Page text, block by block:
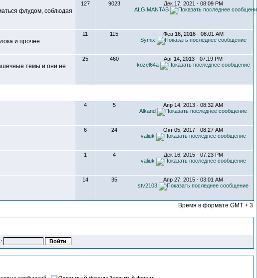
флудом, соблюдая
127 9023
Дек 17, 2021 - 08:09 PM
ALGIMANTAS
и прочее...
11 115
Фев 16, 2016 - 08:01 AM
Symix
темы и они не
25 460
Авг 14, 2013 - 07:19 PM
kozel64a
4 5
Апр 14, 2013 - 08:32 AM
Alkand
6 24
Окт 05, 2017 - 08:27 AM
valiuk
1 4
Дек 16, 2015 - 07:23 PM
valiuk
14 35
Апр 27, 2015 - 03:01 AM
stv2103
Время в формате GMT + 3